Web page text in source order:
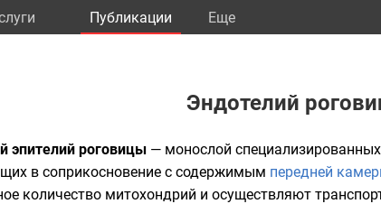
Публикации Eще
Эндотелий
эпителий роговицы — монослой
в соприкосновение с содержимым передней
количество митохондрий и осуществляют